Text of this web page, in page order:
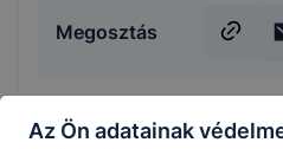
Megosztás
Az Ön adatainak